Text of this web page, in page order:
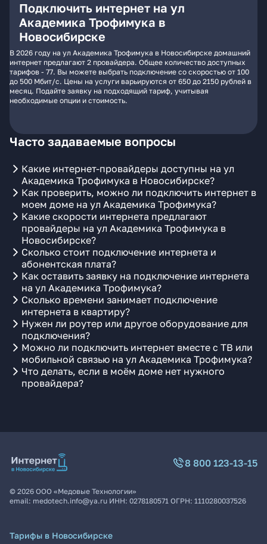
Подключить интернет на ул
Академика Трофимука в
Новосибирске
В 2026 году на ул Академика Трофимука в Новосибирске домашний
интернет предлагают 2 провайдера. Общее количество доступных
тарифов - 77. Вы можете выбрать подключение со скоростью от 100
до 500 Мбит/с. Цены на услуги варьируются от 650 до 2150 рублей в
месяц. Подайте заявку на подходящий тариф, учитывая
необходимые опции и стоимость.
Часто задаваемые вопросы
Какие интернет-провайдеры доступны на ул
Академика Трофимука в Новосибирске?
Как проверить, можно ли подключить интернет в
моем доме на ул Академика Трофимука?
Какие скорости интернета предлагают
провайдеры на ул Академика Трофимука в
Новосибирске?
Сколько стоит подключение интернета и
абонентская плата?
Как оставить заявку на подключение интернета
на ул Академика Трофимука?
Сколько времени занимает подключение
интернета в квартиру?
Нужен ли роутер или другое оборудование для
подключения?
Можно ли подключить интернет вместе с ТВ или
мобильной связью на ул Академика Трофимука?
Что делать, если в моём доме нет нужного
провайдера?
8 800 123-13-15
© 2026 ООО «Медовые Технологии»
email: medotech.info@ya.ru ИНН: 0278180571 ОГРН: 1110280037526
Тарифы в Новосибирске